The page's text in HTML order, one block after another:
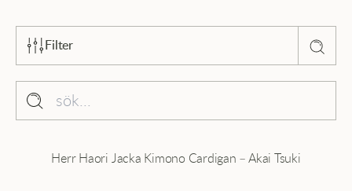
Filter
Sortera efter
Popularitet
Genomsnittligt betyg
Samling
Badrock
Herr Haori Jacka Kimono Cardigan – Akai Tsuki